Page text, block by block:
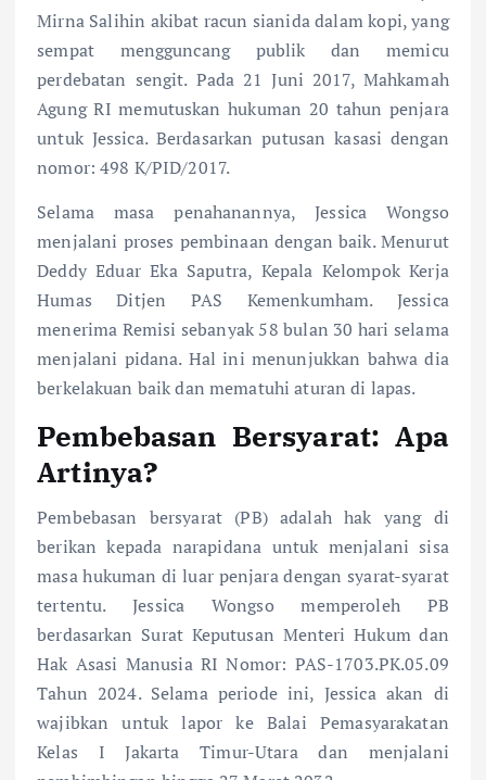
Mirna Salihin akibat racun sianida dalam kopi, yang
sempat mengguncang publik dan memicu
perdebatan sengit. Pada 21 Juni 2017, Mahkamah
Agung RI memutuskan hukuman 20 tahun penjara
untuk Jessica. Berdasarkan putusan kasasi dengan
nomor: 498 K/PID/2017.
Selama masa penahanannya, Jessica Wongso
menjalani proses pembinaan dengan baik. Menurut
Deddy Eduar Eka Saputra, Kepala Kelompok Kerja
Humas Ditjen PAS Kemenkumham. Jessica
menerima Remisi sebanyak 58 bulan 30 hari selama
menjalani pidana. Hal ini menunjukkan bahwa dia
berkelakuan baik dan mematuhi aturan di lapas.
Pembebasan Bersyarat: Apa
Artinya?
Pembebasan bersyarat (PB) adalah hak yang di
berikan kepada narapidana untuk menjalani sisa
masa hukuman di luar penjara dengan syarat-syarat
tertentu. Jessica Wongso memperoleh PB
berdasarkan Surat Keputusan Menteri Hukum dan
Hak Asasi Manusia RI Nomor: PAS-1703.PK.05.09
Tahun 2024. Selama periode ini, Jessica akan di
wajibkan untuk lapor ke Balai Pemasyarakatan
Kelas I Jakarta Timur-Utara dan menjalani